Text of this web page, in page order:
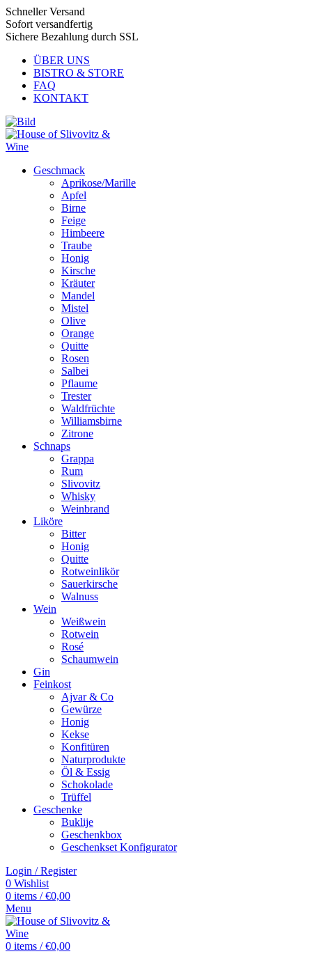
Schneller Versand
Sofort versandfertig
Sichere Bezahlung durch SSL
ÜBER UNS
BISTRO & STORE
FAQ
KONTAKT
Geschmack
Aprikose/Marille
Apfel
Birne
Feige
Himbeere
Traube
Honig
Kirsche
Kräuter
Mandel
Mistel
Olive
Orange
Quitte
Rosen
Salbei
Pflaume
Trester
Waldfrüchte
Williamsbirne
Zitrone
Schnaps
Grappa
Rum
Slivovitz
Whisky
Weinbrand
Liköre
Bitter
Honig
Quitte
Rotweinlikör
Sauerkirsche
Walnuss
Wein
Weißwein
Rotwein
Rosé
Schaumwein
Gin
Feinkost
Ajvar & Co
Gewürze
Honig
Kekse
Konfitüren
Naturprodukte
Öl & Essig
Schokolade
Trüffel
Geschenke
Buklije
Geschenkbox
Geschenkset Konfigurator
Login / Register
0 Wishlist
0 items / €0,00
Menu
0 items / €0,00